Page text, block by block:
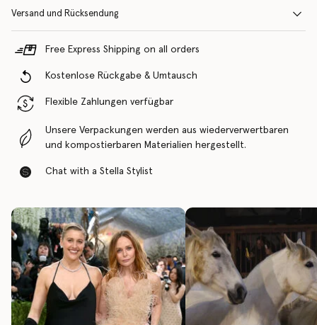
Versand und Rücksendung
Free Express Shipping on all orders
Kostenlose Rückgabe & Umtausch
Flexible Zahlungen verfügbar
Unsere Verpackungen werden aus wiederverwertbaren
und kompostierbaren Materialien hergestellt.
Chat with a Stella Stylist